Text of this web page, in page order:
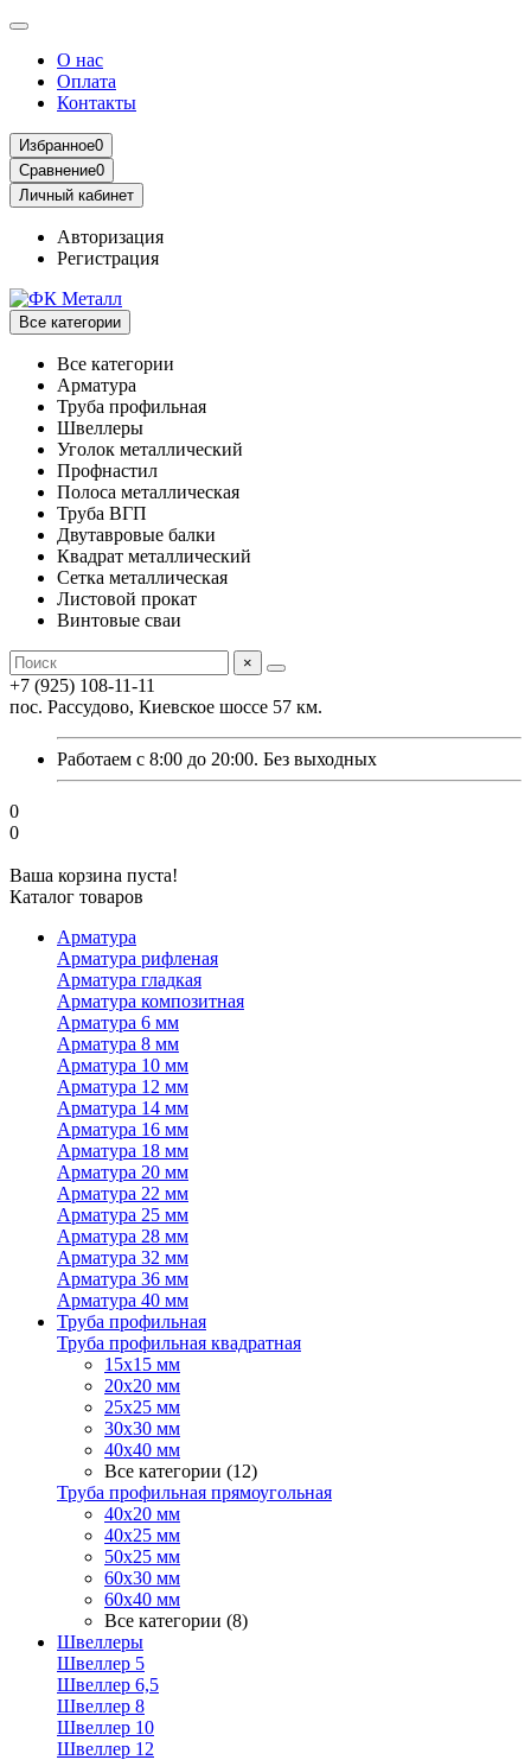
О нас
Оплата
Контакты
Избранное0
Сравнение0
Личный кабинет
Авторизация
Регистрация
Все категории
Все категории
Арматура
Труба профильная
Швеллеры
Уголок металлический
Профнастил
Полоса металлическая
Труба ВГП
Двутавровые балки
Квадрат металлический
Сетка металлическая
Листовой прокат
Винтовые сваи
×
+7 (925) 108-11-11
пос. Рассудово, Киевское шоссе 57 км.
Работаем с 8:00 до 20:00. Без выходных
0
0
Ваша корзина пуста!
Каталог товаров
Арматура
Арматура рифленая
Арматура гладкая
Арматура композитная
Арматура 6 мм
Арматура 8 мм
Арматура 10 мм
Арматура 12 мм
Арматура 14 мм
Арматура 16 мм
Арматура 18 мм
Арматура 20 мм
Арматура 22 мм
Арматура 25 мм
Арматура 28 мм
Арматура 32 мм
Арматура 36 мм
Арматура 40 мм
Труба профильная
Труба профильная квадратная
15х15 мм
20х20 мм
25х25 мм
30х30 мм
40х40 мм
Все категории (12)
Труба профильная прямоугольная
40х20 мм
40х25 мм
50х25 мм
60х30 мм
60х40 мм
Все категории (8)
Швеллеры
Швеллер 5
Швеллер 6,5
Швеллер 8
Швеллер 10
Швеллер 12